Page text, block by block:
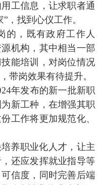
工信息，让求职者通
，找到心仪工作。
的，既有政府工作人
机构，其中相当一部
能培训，对岗位情况
带岗效果有待提升。
年发布的新一批新职
新工种，在增强其职
工作将更加规范化、
养职业化人才，让主
还应发挥就业指导等
信度，同时完善后端